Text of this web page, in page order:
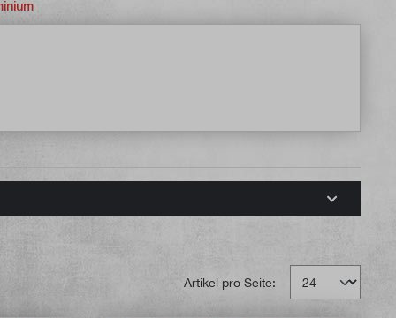
Artikel pro Seite: